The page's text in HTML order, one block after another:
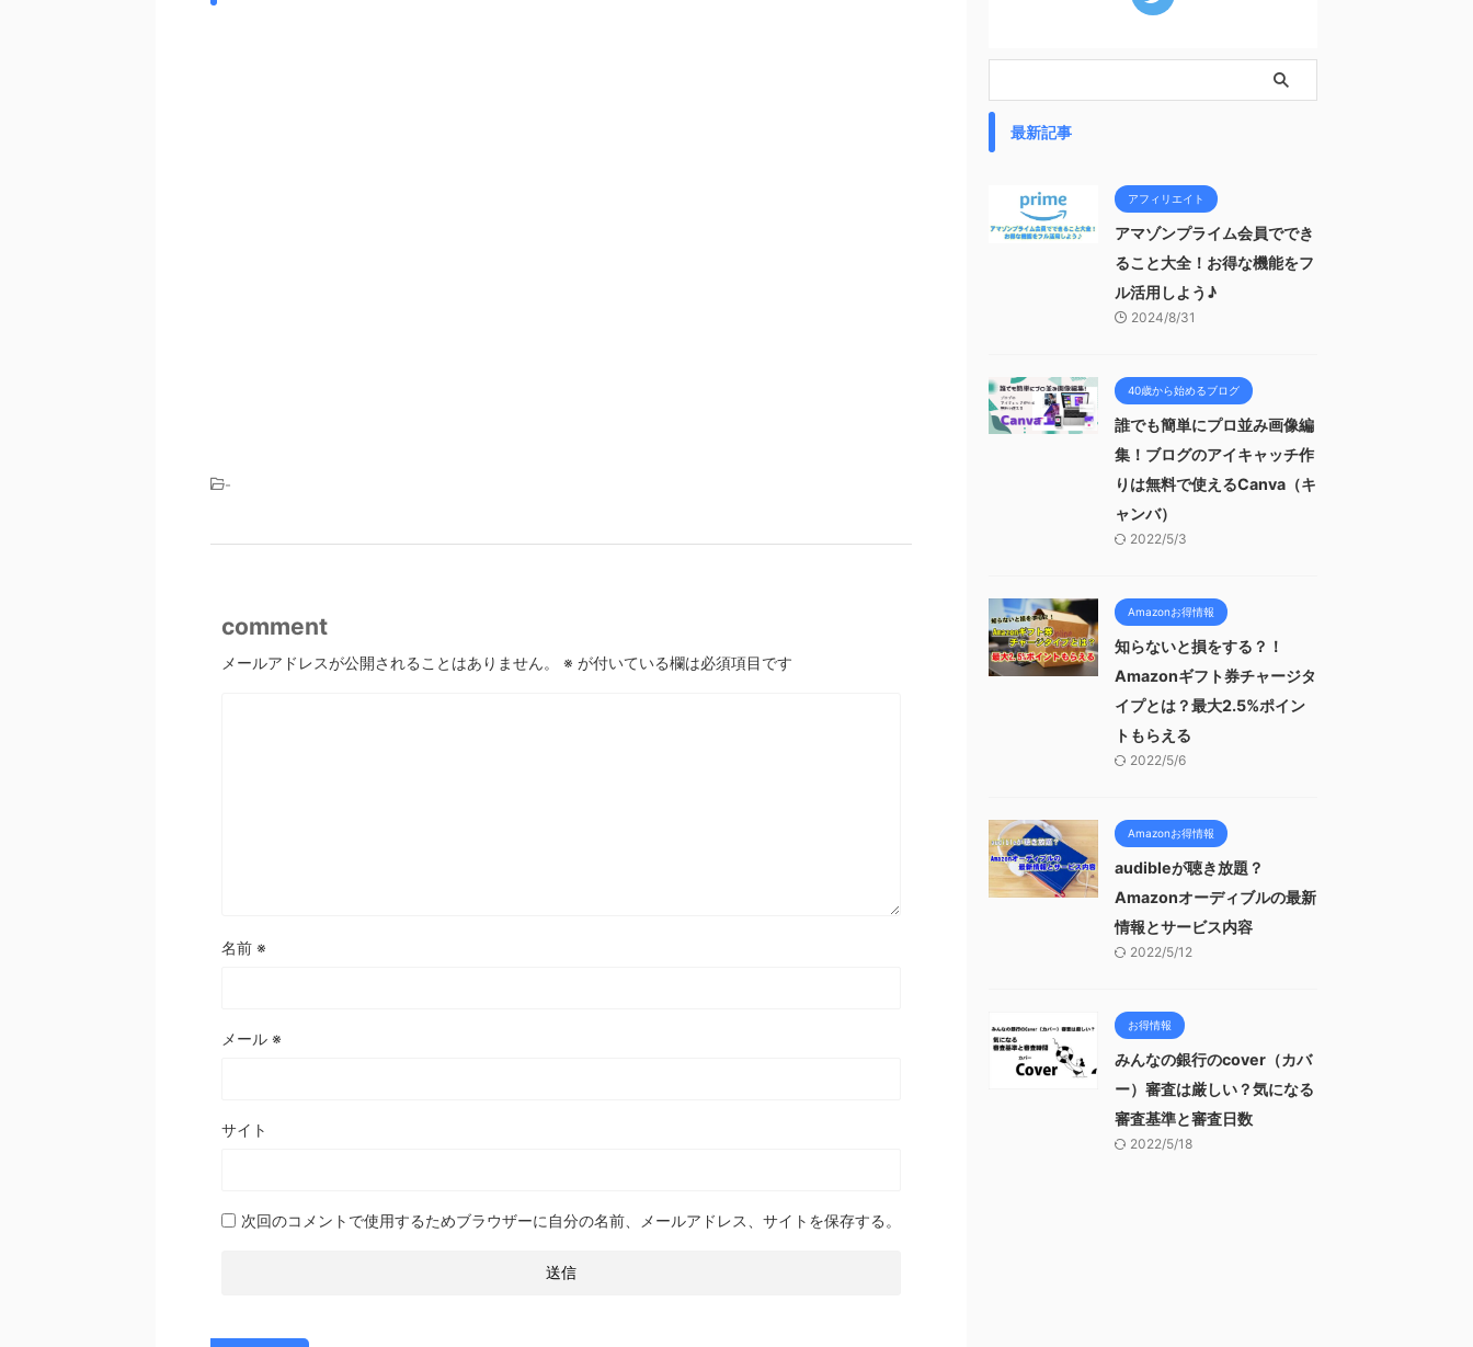
-
comment
メールアドレスが公開されることはありません。 ※ が付いている欄は必須項目です
名前 ※
メール ※
サイト
次回のコメントで使用するためブラウザーに自分の名前、メールアドレス、サイトを保存する。
最新記事
アフィリエイト
アマゾンプライム会員ででき
ること大全！お得な機能をフ
ル活用しよう♪
2024/8/31
40歳から始めるブログ
誰でも簡単にプロ並み画像編
集！ブログのアイキャッチ作
りは無料で使えるCanva（キ
ャンバ）
2022/5/3
Amazonお得情報
知らないと損をする？！
Amazonギフト券チャージタ
イプとは？最大2.5%ポイン
トもらえる
2022/5/6
Amazonお得情報
audibleが聴き放題？
Amazonオーディブルの最新
情報とサービス内容
2022/5/12
お得情報
みんなの銀行のcover（カバ
ー）審査は厳しい？気になる
審査基準と審査日数
2022/5/18